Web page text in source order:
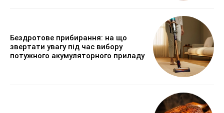
Бездротове прибирання: на що
звертати увагу під час вибору
потужного акумуляторного приладу